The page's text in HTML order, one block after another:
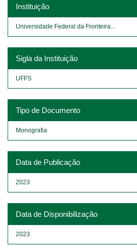
Instituição
Universidade Federal da Fronteira...
Sigla da Instituição
UFFS
Tipo de Documento
Monografia
Data de Publicação
2023
Data de Disponibilização
2023